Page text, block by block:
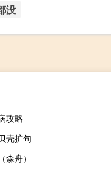
没
攻略
壳扩句
森舟）